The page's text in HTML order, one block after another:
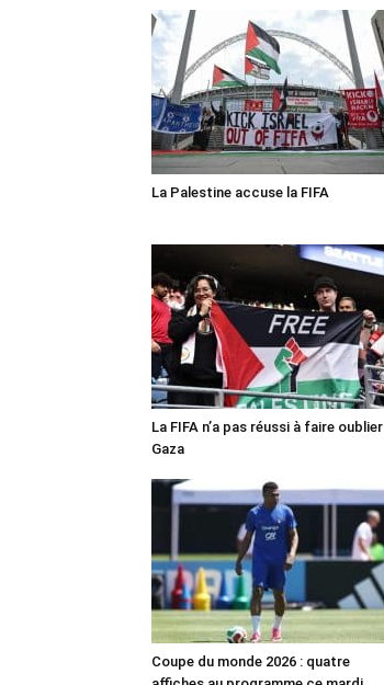
La Palestine accuse la FIFA
La FIFA n’a pas réussi à faire oublier
Gaza
Coupe du monde 2026 : quatre